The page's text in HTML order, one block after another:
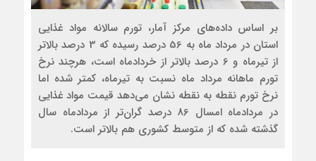
بر اساس داده‌های مرکز آمار، تورم سالانه مواد غذایی
استان در مرداد ماه به 56 درصد رسیده که 3 درصد بالاتر
از تیرماه و 6 درصد بالاتر از خردادماه است، هرچند نرخ
تورم ماهانه مرداد ماه نسبت به تیرماه، کمتر شده اما
نرخ تورم نقطه‌ به‌ نقطه نشان می‌دهد قیمت مواد غذایی
در مردادماه امسال 86 درصد گران‌تر از مردادماه سال
گذشته شده که از متوسط کشوری هم بالاتر است.